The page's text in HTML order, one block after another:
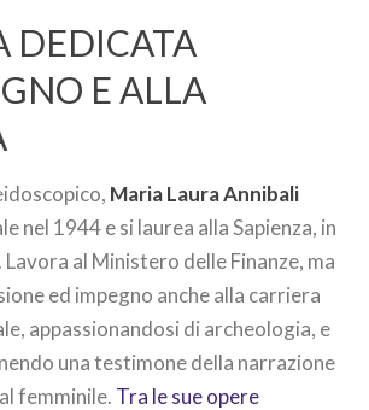
DEDICATA
E ALLA
Maria Laura Annibali
nel 1944 e si laurea alla Sapienza, in
al Ministero delle Finanze, ma
ed impegno anche alla carriera
appassionandosi di archeologia, e
una testimone della narrazione
femminile. Tra le sue opere